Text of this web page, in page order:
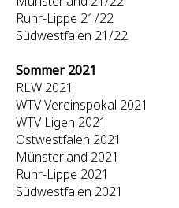
Ruhr-Lippe 21/22
Südwestfalen 21/22
Sommer 2021
RLW 2021
WTV Vereinspokal 2021
WTV Ligen 2021
Ostwestfalen 2021
Münsterland 2021
Ruhr-Lippe 2021
Südwestfalen 2021